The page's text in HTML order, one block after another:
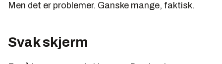
Men det er problemer. Ganske mange, faktisk.
Svak skjerm